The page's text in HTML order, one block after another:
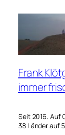
Frank
immer
Seit 2016. Auf
38 Länder auf